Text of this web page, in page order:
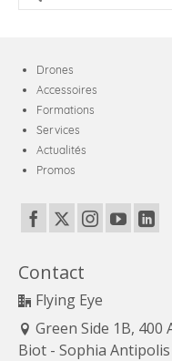
Drones
Accessoires
Formations
Services
Actualités
Promos
Contact
Flying Eye
Green Side 1B, 400
Biot - Sophia Antipolis